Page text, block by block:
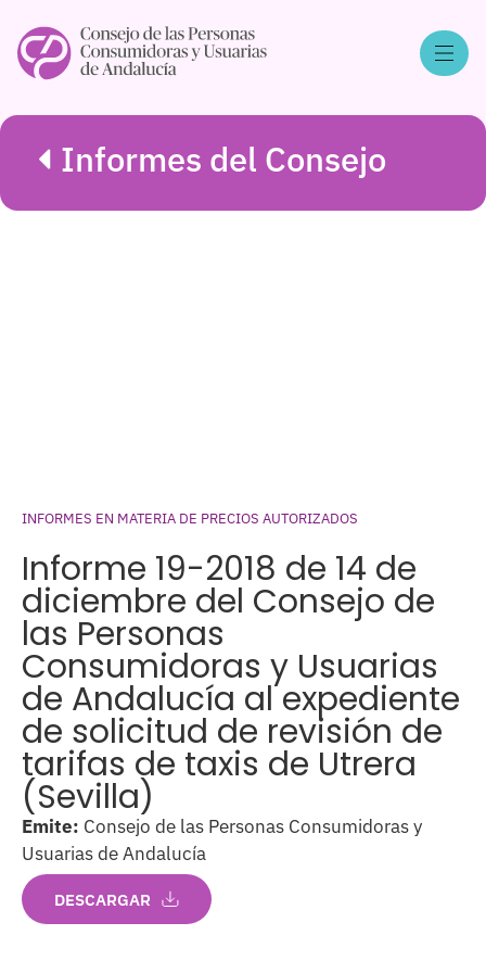
Informes del Consejo
INFORMES EN MATERIA DE PRECIOS AUTORIZADOS
Informe 19-2018 de 14 de
diciembre del Consejo de
las Personas
Consumidoras y Usuarias
de Andalucía al expediente
de solicitud de revisión de
tarifas de taxis de Utrera
(Sevilla)
Emite: Consejo de las Personas Consumidoras y
Usuarias de Andalucía
DESCARGAR